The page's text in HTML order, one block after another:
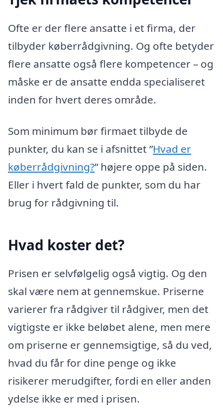
Ofte er der flere ansatte i et firma, der
tilbyder køberrådgivning. Og ofte betyder
flere ansatte også flere kompetencer – og
måske er de ansatte endda specialiseret
inden for hvert deres område.
Som minimum bør firmaet tilbyde de
punkter, du kan se i afsnittet ”Hvad er
køberrådgivning?” højere oppe på siden.
Eller i hvert fald de punkter, som du har
brug for rådgivning til.
Hvad koster det?
Prisen er selvfølgelig også vigtig. Og den
skal være nem at gennemskue. Priserne
varierer fra rådgiver til rådgiver, men det
vigtigste er ikke beløbet alene, men mere
om priserne er gennemsigtige, så du ved,
hvad du får for dine penge og ikke
risikerer merudgifter, fordi en eller anden
ydelse ikke er med i prisen.